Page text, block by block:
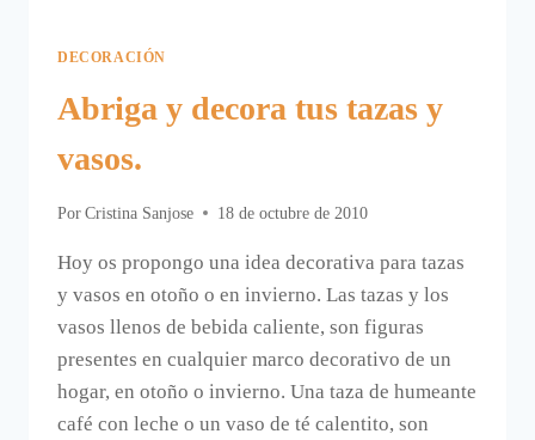
DECORACIÓN
Abriga y decora tus tazas y
vasos.
Por Cristina Sanjose 18 de octubre de 2010
Hoy os propongo una idea decorativa para tazas
y vasos en otoño o en invierno. Las tazas y los
vasos llenos de bebida caliente, son figuras
presentes en cualquier marco decorativo de un
hogar, en otoño o invierno. Una taza de humeante
café con leche o un vaso de té calentito, son